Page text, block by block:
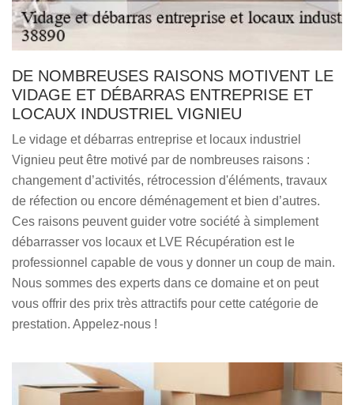
DE NOMBREUSES RAISONS MOTIVENT LE
VIDAGE ET DÉBARRAS ENTREPRISE ET
LOCAUX INDUSTRIEL VIGNIEU
Le vidage et débarras entreprise et locaux industriel
Vignieu peut être motivé par de nombreuses raisons :
changement d’activités, rétrocession d'éléments, travaux
de réfection ou encore déménagement et bien d’autres.
Ces raisons peuvent guider votre société à simplement
débarrasser vos locaux et LVE Récupération est le
professionnel capable de vous y donner un coup de main.
Nous sommes des experts dans ce domaine et on peut
vous offrir des prix très attractifs pour cette catégorie de
prestation. Appelez-nous !